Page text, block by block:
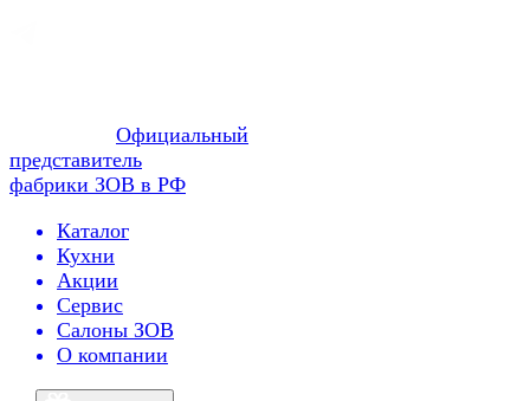
Официальный
представитель
фабрики ЗОВ в РФ
Каталог
Кухни
Акции
Сервис
Салоны ЗОВ
О компании